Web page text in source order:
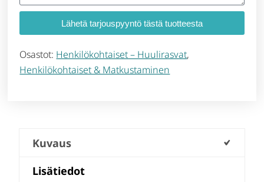
Lähetä tarjouspyyntö tästä tuotteesta
Osastot: Henkilökohtaiset – Huulirasvat,
Henkilökohtaiset & Matkustaminen
Kuvaus
Lisätiedot